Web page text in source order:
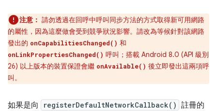
注意： 請勿透過在回呼中呼叫同步方法的方式取得新可用網路
的屬性，因為這麼做會受到競爭狀況影響。請改為等候針對該網路
發出的 onCapabilitiesChanged() 和
onLinkPropertiesChanged() 呼叫；搭載 Android 8.0 (API 級別
26) 以上版本的裝置保證會繼 onAvailable() 後立即發出這兩項呼
叫。
如果是向 registerDefaultNetworkCallback() 註冊的